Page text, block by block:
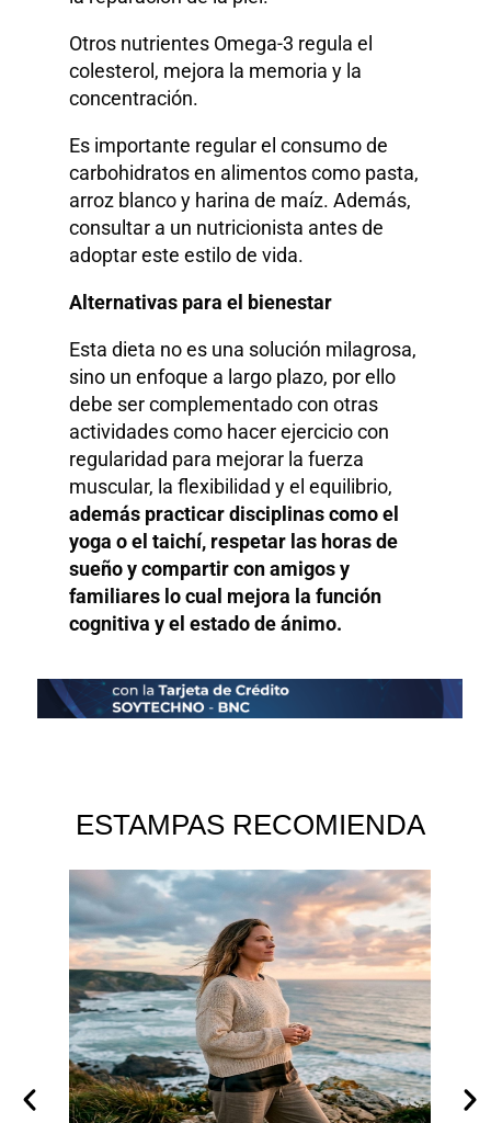
Otros nutrientes Omega-3 regula el
colesterol, mejora la memoria y la
concentración.
Es importante regular el consumo de
carbohidratos en alimentos como pasta,
arroz blanco y harina de maíz. Además,
consultar a un nutricionista antes de
adoptar este estilo de vida.
Alternativas para el bienestar
Esta dieta no es una solución milagrosa,
sino un enfoque a largo plazo, por ello
debe ser complementado con otras
actividades como hacer ejercicio con
regularidad para mejorar la fuerza
muscular, la flexibilidad y el equilibrio,
además practicar disciplinas como el
yoga o el taichí, respetar las horas de
sueño y compartir con amigos y
familiares lo cual mejora la función
cognitiva y el estado de ánimo.
ESTAMPAS RECOMIENDA